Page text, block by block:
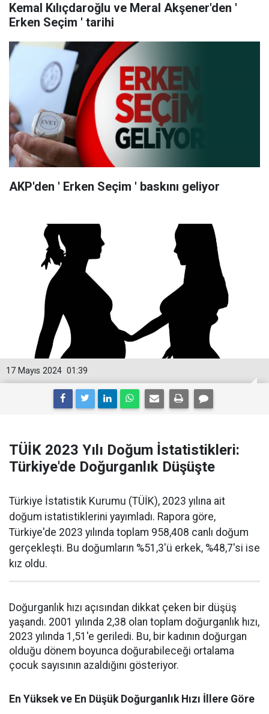
Kemal Kılıçdaroğlu ve Meral Akşener'den '
Erken Seçim ' tarihi
AKP'den ' Erken Seçim ' baskını geliyor
01:39
17 Mayıs 2024
TÜİK 2023 Yılı Doğum İstatistikleri:
Türkiye'de Doğurganlık Düşüşte
Türkiye İstatistik Kurumu (TÜİK), 2023 yılına ait
doğum istatistiklerini yayımladı. Rapora göre,
Türkiye'de 2023 yılında toplam 958,408 canlı doğum
gerçekleşti. Bu doğumların %51,3'ü erkek, %48,7'si ise
kız oldu.
Doğurganlık hızı açısından dikkat çeken bir düşüş
yaşandı. 2001 yılında 2,38 olan toplam doğurganlık hızı,
2023 yılında 1,51'e geriledi. Bu, bir kadının doğurgan
olduğu dönem boyunca doğurabileceği ortalama
çocuk sayısının azaldığını gösteriyor.
En Yüksek ve En Düşük Doğurganlık Hızı İllere Göre